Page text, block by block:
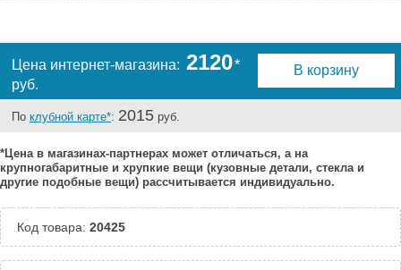
Челябинск:
Под заказ
Цена интернет-магазина: 2120*
руб.
В корзину
По клубной карте*: 2015 руб.
*Цена в магазинах-партнерах может отличаться, а на
крупногабаритные и хрупкие вещи (кузовные детали, стекла и
другие подобные вещи) рассчитывается индивидуально.
Код товара: 20425